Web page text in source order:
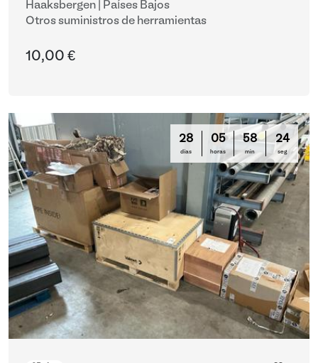
Haaksbergen | Países Bajos
Otros suministros de herramientas
10,00 €
28
días
05
horas
58
min
23
seg